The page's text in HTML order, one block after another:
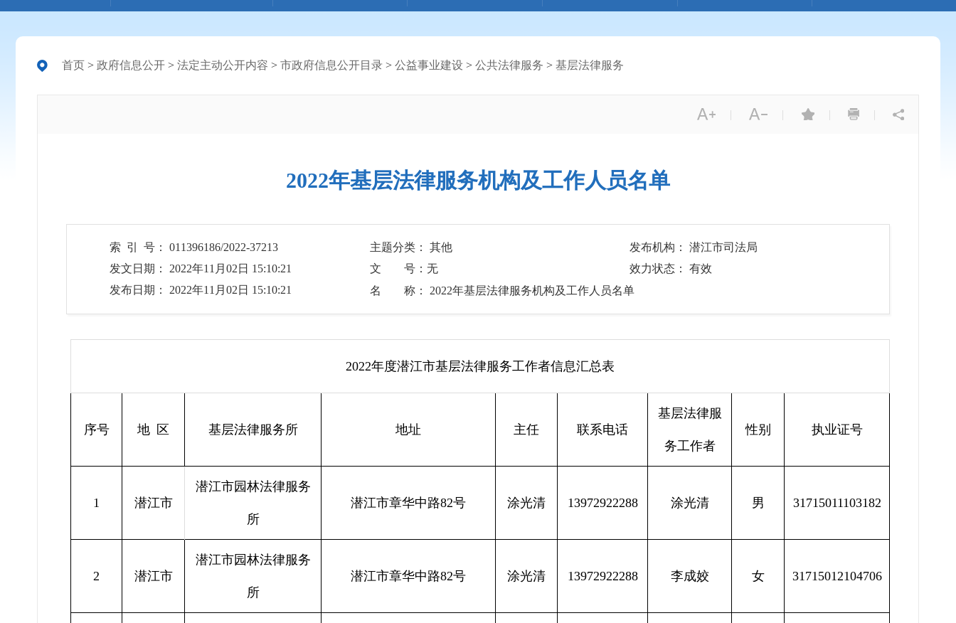
首页 > 政府信息公开 > 法定主动公开内容 > 市政府信息公开目录 > 公益事业建设 > 公共法律服务 > 基层法律服务
| | | |
2022年基层法律服务机构及工作人员名单
索 引 号： 011396186/2022-37213 主题分类： 其他
发布机构： 潜江市司法局
发文日期： 2022年11月02日 15:10:21
文 号：无
效力状态： 有效
发布日期： 2022年11月02日 15:10:21
名 称： 2022年基层法律服务机构及工作人员名单
2022年度潜江市基层法律服务工作者信息汇总表
序号 地 区 基层法律服务所 地址 主任 联系电话
基层法律服
务工作者
性别 执业证号
1 潜江市
潜江市园林法律服务
所
潜江市章华中路82号 涂光清 13972922288 涂光清 男 31715011103182
2 潜江市
潜江市园林法律服务
所
潜江市章华中路82号 涂光清 13972922288 李成姣 女 31715012104706